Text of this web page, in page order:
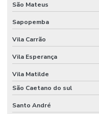
AUTOMAÇÃO
RESIDENCIAL
MANAUS
AUTOMAÇÃO
RESIDENCIAL
MARINGÁ
AUTOMAÇÃO
RESIDENCIAL
EM MINAS
GERAIS
São Mateus
Sapopemba
Vila Carrão
Vila Esperança
Vila Matilde
São Caetano do sul
Santo André